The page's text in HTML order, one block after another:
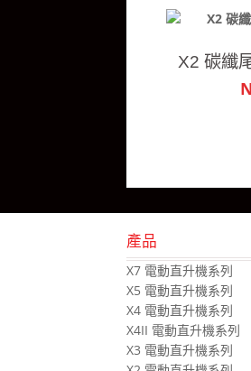
X2 碳纖
產品
X7 電動直升機系列
X5 電動直升機系列
X4 電動直升機系列
X4II 電動直升機系列
X3 電動直升機系列